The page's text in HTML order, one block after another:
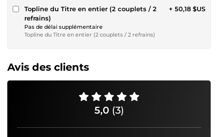
Topline du Titre en entier (2 couplets / 2
refrains)
Pas de délai supplémentaire
Topline du Titre en entier (2 couplets / 2 refrains)
+ 50,18 $US
Avis des clients
5,0 (3)